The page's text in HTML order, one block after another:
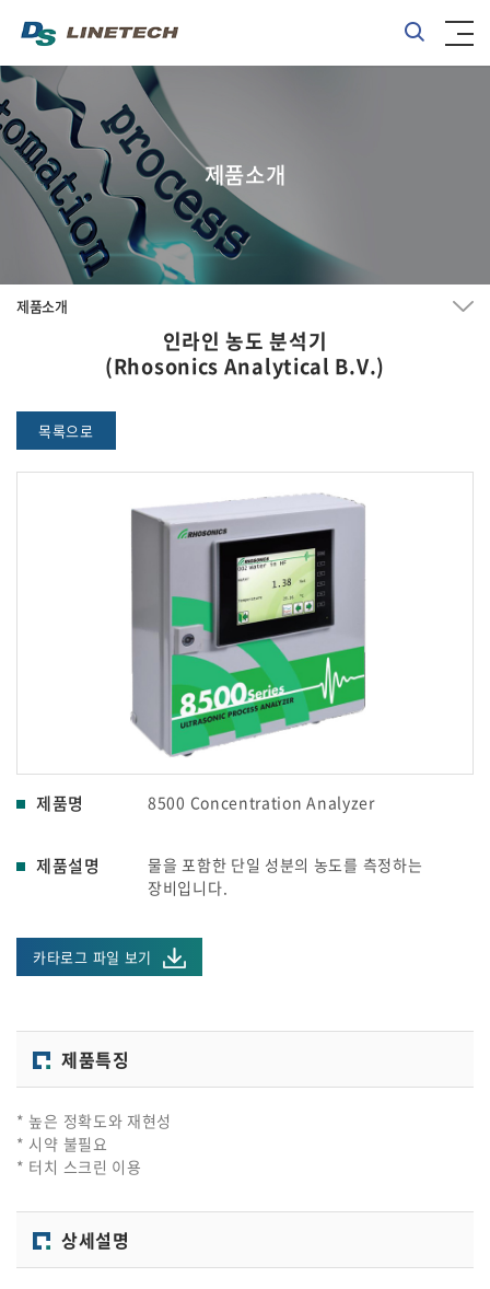
제품소개
제품소개
인라인 농도 분석기
(Rhosonics Analytical B.V.)
목록으로
제품명 8500 Concentration Analyzer
제품설명
물을 포함한 단일 성분의 농도를 측정하는
장비입니다.
카타로그 파일 보기
제품특징
* 높은 정확도와 재현성
* 시약 불필요
* 터치 스크린 이용
상세설명